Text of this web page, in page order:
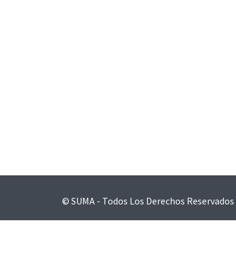
© SUMA - Todos Los Derechos Reservados